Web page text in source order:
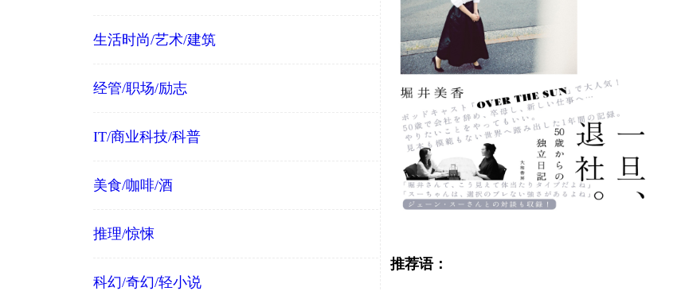
生活时尚/艺术/建筑
经管/职场/励志
IT/商业科技/科普
美食/咖啡/酒
推理/惊悚
科幻/奇幻/轻小说
推荐语：